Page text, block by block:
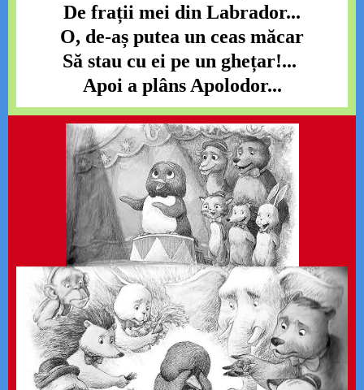
De frații mei din Labrador...
O, de-aș putea un ceas măcar
Să stau cu ei pe un ghețar!...
Apoi a plâns Apolodor...